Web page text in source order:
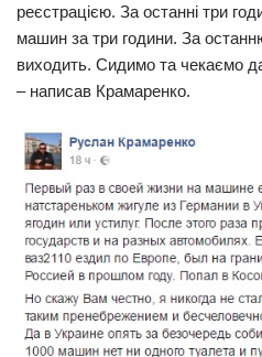
реєстрацією. За останні три
машин за три години. За
виходить. Сидимо та чекаємо
– написав Крамаренко.